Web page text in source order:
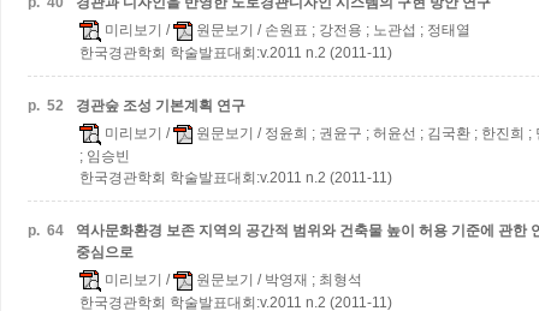
미리보기 / 원문보기 / 손원표 ; 강전용 ; 노관섭 ; 정태열
한국경관학회 학술발표대회:v.2011 n.2 (2011-11)
p. 52
경관숲 조성 기본계획 연구
미리보기 / 원문보기 / 정윤희 ; 권윤구 ; 허윤선 ; 김국환 ; 한진희
; 임승빈
한국경관학회 학술발표대회:v.2011 n.2 (2011-11)
p. 64
역사문화환경 보존 지역의 공간적 범위와 건축물 높이 허용 기준에 관한
중심으로
미리보기 / 원문보기 / 박영재 ; 최형석
한국경관학회 학술발표대회:v.2011 n.2 (2011-11)